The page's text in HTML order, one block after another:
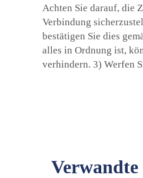
Achten Sie darauf, die
Verbindung
bestätigen Sie dies
alles in Ordnung ist,
verhindern. 3) Werfen